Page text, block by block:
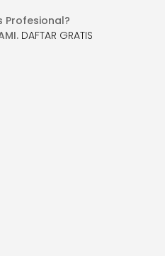
Profesional?
DAFTAR GRATIS